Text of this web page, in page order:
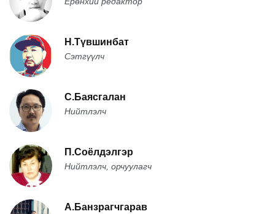
Н.Түвшинбат
Сэтгүүлч
С.Баясгалан
Нийтлэлч
П.Соёлдэлгэр
Нийтлэлч, орчуулагч
А.Банзрагчгарав